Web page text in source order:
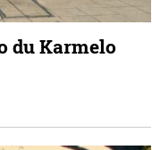
du Karmelo